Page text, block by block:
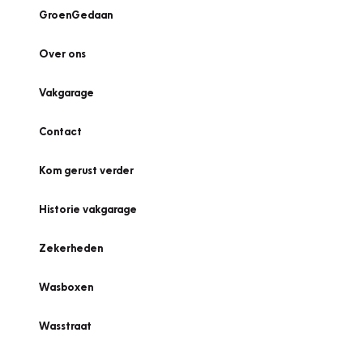
GroenGedaan
Over ons
Vakgarage
Contact
Kom gerust verder
Historie vakgarage
Zekerheden
Wasboxen
Wasstraat